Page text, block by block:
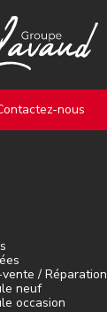
nous
/ Réparation
neuf
occasion